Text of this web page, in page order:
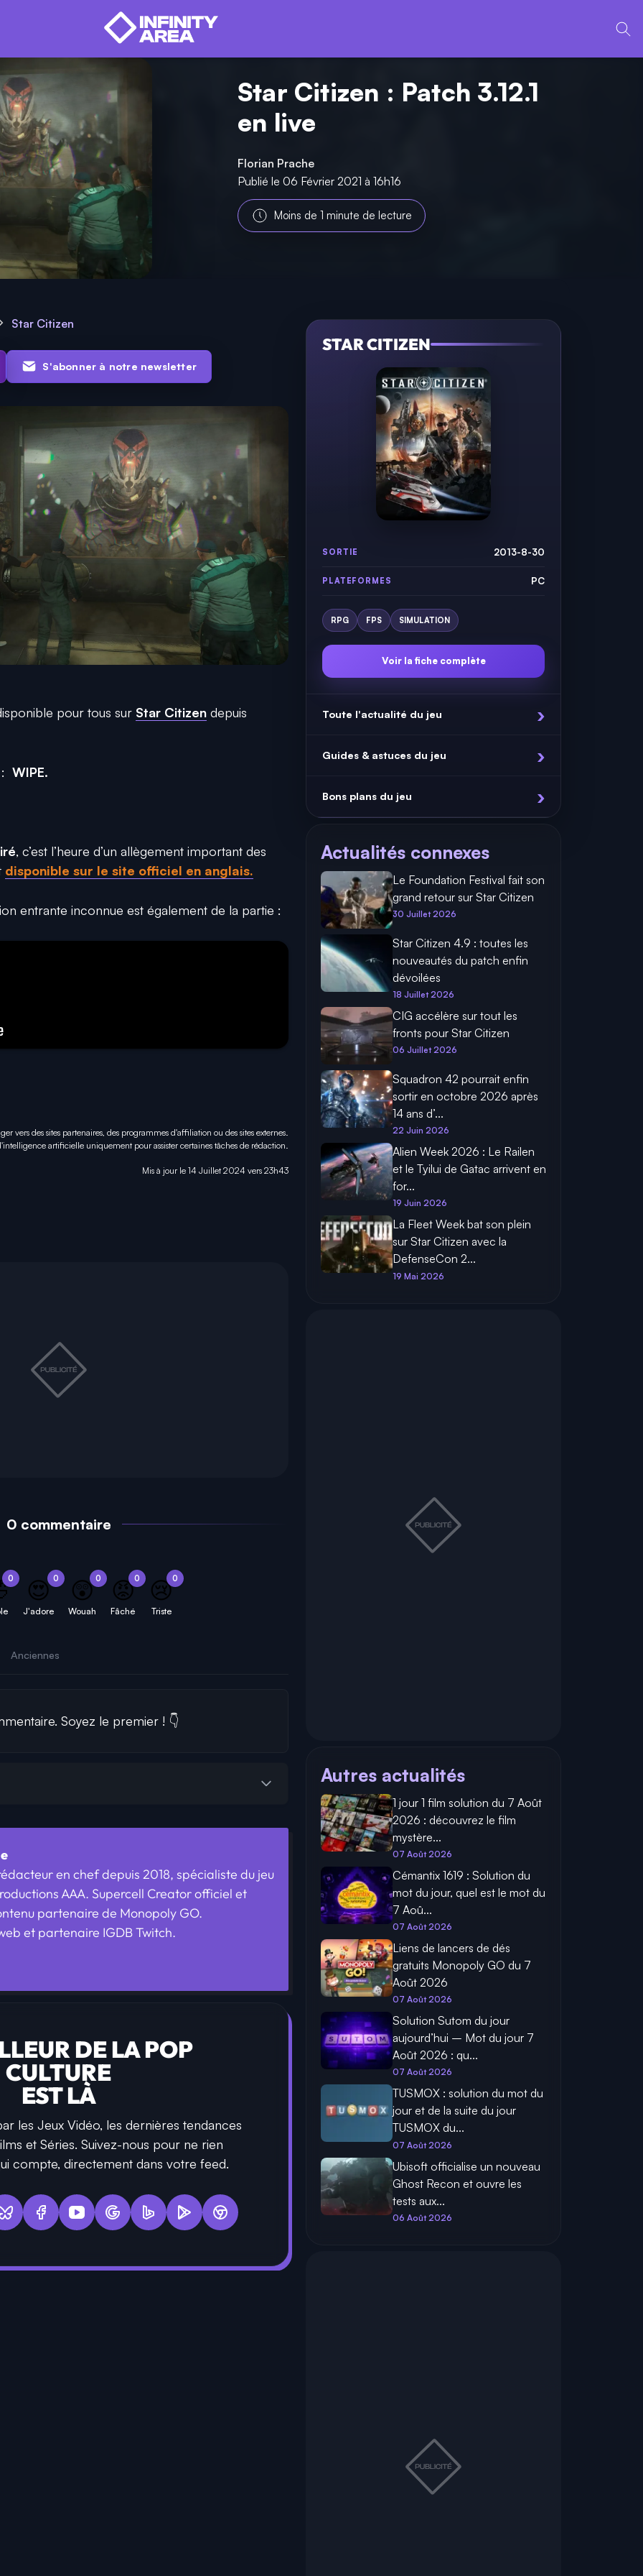
Star Citizen : Patch 3.12.1
en live
Florian Prache
Publié le 06 Février 2021 à 16h16
Moins de 1 minute de lecture
Star Citizen
S'abonner à notre newsletter
pour tous sur Star Citizen depuis
WIPE.
, c’est l’heure d’un allègement important des
disponible sur le site officiel en anglais.
entrante inconnue est également de la partie :
vers des sites partenaires, des programmes d'affiliation ou des sites externes.
artificielle uniquement pourassister certaines tâches de rédaction.
Mis à jour le 14 Juillet 2024 vers 23h43
0 commentaire
0 0
😍
J'adore
0
😲
Wouah
0
😡
Fâché
0
😢
Triste
Anciennes
Soyez le premier ! 👇
en chef depuis 2018, spécialiste du jeu
AAA. Supercell Creator officiel et
partenaire de Monopoly GO.
et partenaire IGDB Twitch.
DE LA POP
CULTURE
EST LÀ
les Jeux Vidéo, les dernières tendances
et Séries. Suivez-nous pour ne rien
compte, directement dans votre feed.
STAR CITIZEN
SORTIE 2013-8-30
PLATEFORMES PC
RPG FPS SIMULATION
Voir la fiche complète
Toute l'actualité du jeu
Guides & astuces du jeu
Bons plans du jeu
Actualités connexes
Le Foundation Festival fait son
grand retour sur Star Citizen
30 Juillet 2026
Star Citizen 4.9 : toutes les
nouveautés du patch enfin
dévoilées
18 Juillet 2026
CIG accélère sur tout les
fronts pour Star Citizen
06 Juillet 2026
Squadron 42 pourrait enfin
sortir en octobre 2026 après
14 ans d’...
22 Juin 2026
Alien Week 2026 : Le Railen
et le Tyilui de Gatac arrivent en
for...
19 Juin 2026
La Fleet Week bat son plein
sur Star Citizen avec la
DefenseCon 2...
19 Mai 2026
Autres actualités
1 jour 1 film solution du 7 Août
2026 : découvrez le film
mystère...
07 Août 2026
Cémantix 1619 : Solution du
mot du jour, quel est le mot du
7 Aoû...
07 Août 2026
Liens de lancers de dés
gratuits Monopoly GO du 7
Août 2026
07 Août 2026
Solution Sutom du jour
aujourd’hui – Mot du jour 7
Août 2026 : qu...
07 Août 2026
TUSMOX : solution du mot du
jour et de la suite du jour
TUSMOX du...
07 Août 2026
Ubisoft officialise un nouveau
Ghost Recon et ouvre les
tests aux...
06 Août 2026